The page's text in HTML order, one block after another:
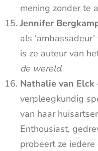
mening zonder te
Jennifer
als
is ze auteur van
de wereld.
Nathalie van Elck
verpleegkundig
van haar
Enthousiast,
probeert ze